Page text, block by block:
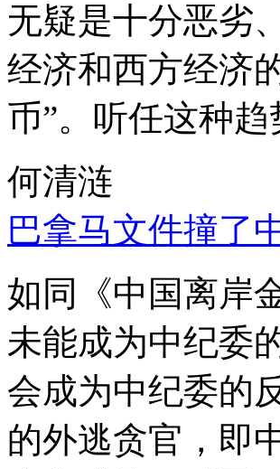
无疑是十分恶劣
经济和西方经济
币”。听任这种
何清涟
巴拿马文件撞了
如同《中国离岸
未能成为中纪委
会成为中纪委的
的外逃贪官，即